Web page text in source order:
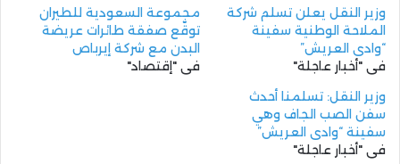
وزير النقل يعلن تسلم شركة
الملاحة الوطنية سفينة
“وادى العريش”
في "أخبار عاجلة"
مجموعة السعودية للطيران
توقّع صفقة طائرات عريضة
البدن مع شركة إيرباص
في "إقتصاد"
وزير النقل: تسلمنا أحدث
سفن الصب الجاف وهي
سفينة “وادى العريش”
في "أخبار عاجلة"